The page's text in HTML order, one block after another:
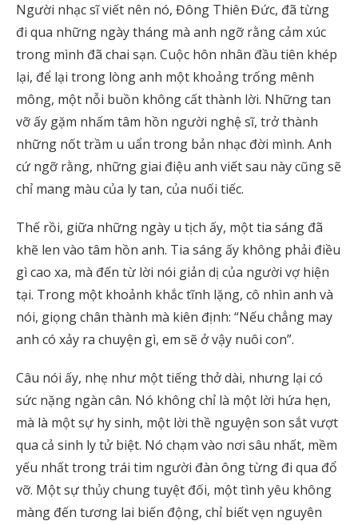
Người nhạc sĩ viết nên nó, Đông Thiên Đức, đã từng
đi qua những ngày tháng mà anh ngỡ rằng cảm xúc
trong mình đã chai sạn. Cuộc hôn nhân đầu tiên khép
lại, để lại trong lòng anh một khoảng trống mênh
mông, một nỗi buồn không cất thành lời. Những tan
vỡ ấy gặm nhấm tâm hồn người nghệ sĩ, trở thành
những nốt trầm u uẩn trong bản nhạc đời mình. Anh
cứ ngỡ rằng, những giai điệu anh viết sau này cũng sẽ
chỉ mang màu của ly tan, của nuối tiếc.
Thế rồi, giữa những ngày u tịch ấy, một tia sáng đã
khẽ len vào tâm hồn anh. Tia sáng ấy không phải điều
gì cao xa, mà đến từ lời nói giản dị của người vợ hiện
tại. Trong một khoảnh khắc tĩnh lặng, cô nhìn anh và
nói, giọng chân thành mà kiên định: “Nếu chẳng may
anh có xảy ra chuyện gì, em sẽ ở vậy nuôi con”.
Câu nói ấy, nhẹ như một tiếng thở dài, nhưng lại có
sức nặng ngàn cân. Nó không chỉ là một lời hứa hẹn,
mà là một sự hy sinh, một lời thề nguyện son sắt vượt
qua cả sinh ly tử biệt. Nó chạm vào nơi sâu nhất, mềm
yếu nhất trong trái tim người đàn ông từng đi qua đổ
vỡ. Một sự thủy chung tuyệt đối, một tình yêu không
màng đến tương lai biến động, chỉ biết vẹn nguyên